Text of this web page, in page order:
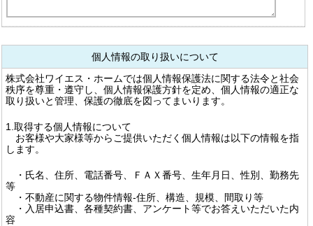
個人情報の取り扱いについて
株式会社ワイエス・ホームでは個人情報保護法に関する法令と社会
秩序を尊重・遵守し、個人情報保護方針を定め、個人情報の適正な
取り扱いと管理、保護の徹底を図ってまいります。
1.取得する個人情報について
お客様や大家様等からご提供いただく個人情報は以下の情報を指
します。
・氏名、住所、電話番号、ＦＡＸ番号、生年月日、性別、勤務先
等
・不動産に関する物件情報-住所、構造、規模、間取り等
・入居申込書、各種契約書、アンケート等でお答えいただいた内
容